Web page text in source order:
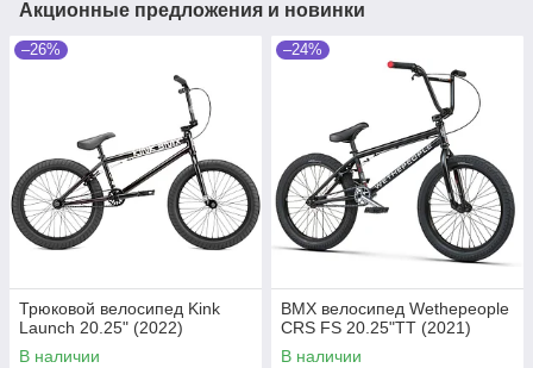
Акционные предложения и новинки
–26%
Трюковой велосипед Kink
Launch 20.25" (2022)
В наличии
–24%
BMX велосипед Wethepeople
CRS FS 20.25"TT (2021)
В наличии